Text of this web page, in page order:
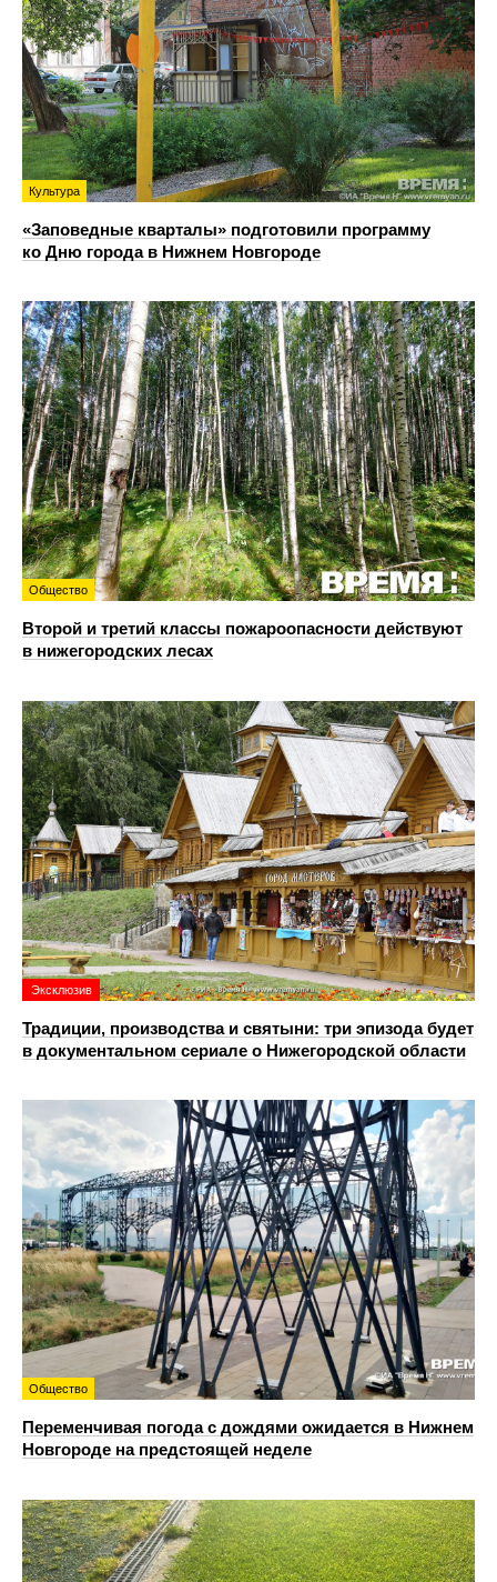
Культура
«Заповедные кварталы» подготовили программу
ко Дню города в Нижнем Новгороде
Общество
Второй и третий классы пожароопасности действуют
в нижегородских лесах
Эксклюзив
Традиции, производства и святыни: три эпизода будет
в документальном сериале о Нижегородской области
Общество
Переменчивая погода с дождями ожидается в Нижнем
Новгороде на предстоящей неделе